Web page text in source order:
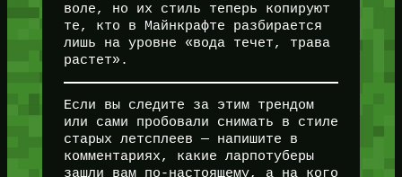
воле, но их стиль теперь копируют
те, кто в Майнкрафте разбирается
лишь на уровне «вода течет, трава
растет».
Если вы следите за этим трендом
или сами пробовали снимать в стиле
старых летсплеев — напишите в
комментариях, какие ларпотуберы
зашли вам по-настоящему, а на кого